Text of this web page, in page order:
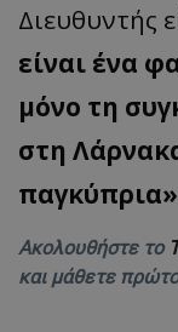
Διευθυντής
είναι ένα
μόνο τη
στη
Ακολουθήστε το
και μάθετε